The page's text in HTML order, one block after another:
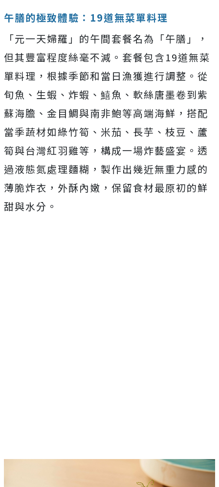
午膳的極致體驗：19道無菜單料理
「元一天婦羅」的午間套餐名為「午膳」，
但其豐富程度絲毫不減。套餐包含19道無菜
單料理，根據季節和當日漁獲進行調整。從
旬魚、生蝦、炸蝦、鱚魚、軟絲唐墨卷到紫
蘇海膽、金目鯛與南非鮑等高端海鮮，搭配
當季蔬材如綠竹筍、米茄、長芋、枝豆、蘆
筍與台灣紅羽雞等，構成一場炸藝盛宴。透
過液態氮處理麵糊，製作出幾近無重力感的
薄脆炸衣，外酥內嫩，保留食材最原初的鮮
甜與水分。